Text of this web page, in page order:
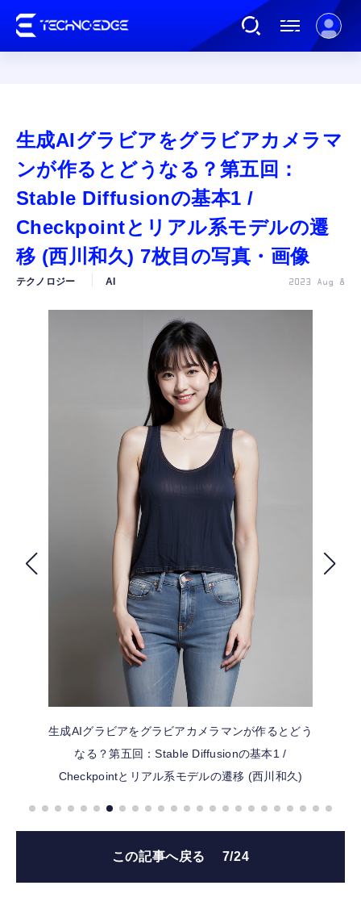
AI
ガジェット
ゲーム
カルチャー
公式ストア
FOLLOW US
生成AIグラビアをグラビアカメラマ
ンが作るとどうなる？第五回：
Stable Diffusionの基本1 /
Checkpointとリアル系モデルの遷
移 (西川和久) 7枚目の写真・画像
テクノロジー AI 2023 Aug 8
生成AIグラビアをグラビアカメラマンが作るとどう
なる？第五回：Stable Diffusionの基本1 /
Checkpointとリアル系モデルの遷移 (西川和久)
この記事へ戻る 7/24